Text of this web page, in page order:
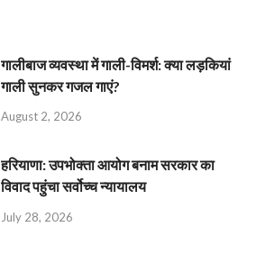
गालीबाज व्‍यवस्‍था में गाली-विमर्श: क्या लड़कियां
गाली सुनकर गजल गाएं?
August 2, 2026
हरियाणा: उपभोक्ता आयोग बनाम सरकार का
विवाद पहुंचा सर्वोच्च न्यायालय
July 28, 2026